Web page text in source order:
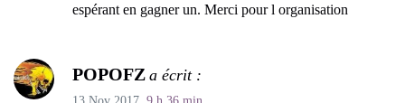
espérant en gagner un. Merci pour l organisation
POPOFZ a écrit :